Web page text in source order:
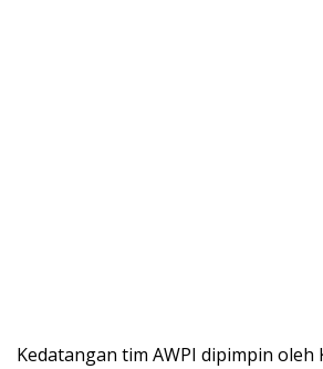
Kedatangan tim AWPI dipimpin oleh